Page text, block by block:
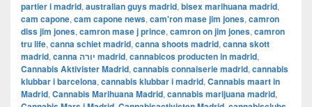
partier i madrid, australian guys madrid, bisex marihuana madrid,
cam capone, cam capone news, cam'ron mase jim jones, camron
diss jim jones, camron mase j prince, camron on jim jones, camron
tru life, canna schiet madrid, canna shoots madrid, canna skott
madrid, canna יורה madrid, cannabicos producten in madrid,
Cannabis Aktivister Madrid, cannabis connaiserie madrid, cannabis
klubbar i barcelona, cannabis klubbar i madrid, Cannabis maart in
Madrid, Cannabis Marihuana Madrid, cannabis marijuana madrid,